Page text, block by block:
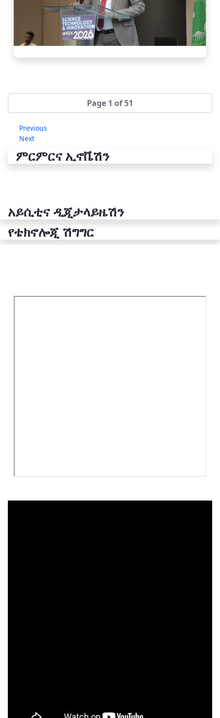
Page 1 of 51
Previous
Next
ምርምርና ኢኖቬሽን
አይሲቲና ዲጂታላይዜሽን
የቴክኖሎጂ ሽግግር